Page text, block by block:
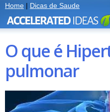
Home | Dicas de Saude
O que é
pulmonar